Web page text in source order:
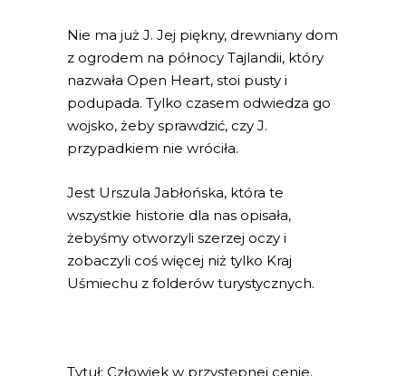
Nie ma już J. Jej piękny, drewniany dom
z ogrodem na północy Tajlandii, który
nazwała Open Heart, stoi pusty i
podupada. Tylko czasem odwiedza go
wojsko, żeby sprawdzić, czy J.
przypadkiem nie wróciła.
Jest Urszula Jabłońska, która te
wszystkie historie dla nas opisała,
żebyśmy otworzyli szerzej oczy i
zobaczyli coś więcej niż tylko Kraj
Uśmiechu z folderów turystycznych.
Tytuł: Człowiek w przystępnej cenie.